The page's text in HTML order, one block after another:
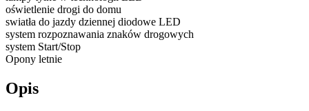
oświetlenie drogi do domu
swiatła do jazdy dziennej diodowe LED
system rozpoznawania znaków drogowych
system Start/Stop
Opony letnie
Opis